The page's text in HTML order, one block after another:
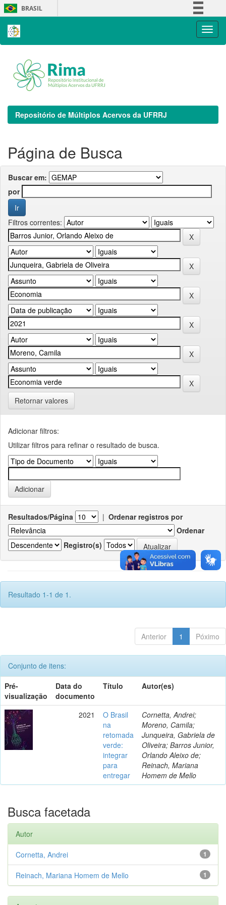
Skip
navigation
BRASIL
Repositório de Múltiplos Acervos da UFRRJ
Página de Busca
Buscar em:
por
Filtros correntes:
Retornar valores
Adicionar filtros:
Utilizar filtros para refinar o resultado de busca.
Resultados/Página | Ordenar registros por
Ordenar
Registro(s)
Resultado 1-1 de 1.
Anterior 1 Póximo
Conjunto de itens:
Pré-
visualização
Data do
documento
Título Autor(es)
2021
O Brasil
na
retomada
verde:
integrar
para
entregar
Cornetta, Andrei;
Moreno, Camila;
Junqueira, Gabriela de
Oliveira; Barros Junior,
Orlando Aleixo de;
Reinach, Mariana
Homem de Mello
Busca facetada
Autor
1
Cornetta, Andrei
1
Reinach, Mariana Homem de Mello